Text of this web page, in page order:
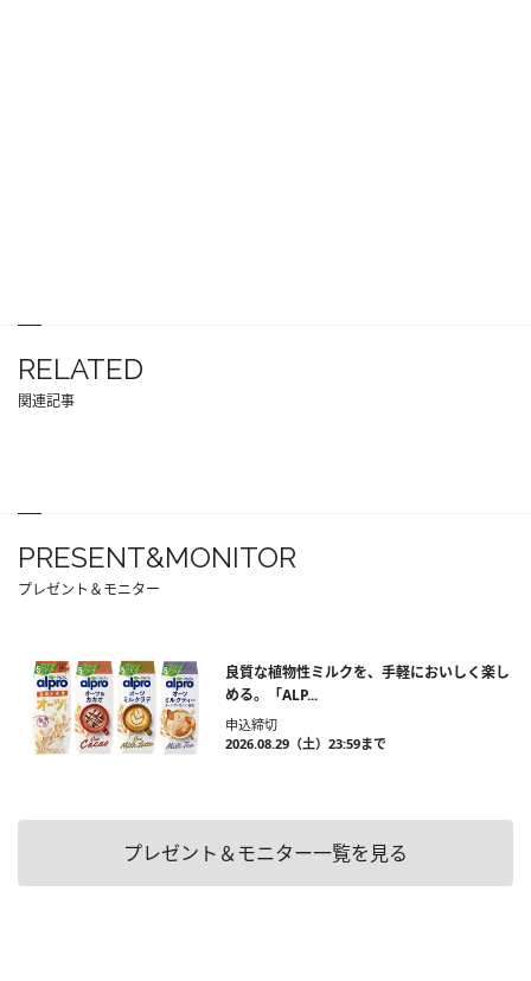
RELATED
関連記事
PRESENT&MONITOR
プレゼント＆モニター
良質な植物性ミルクを、手軽においしく楽し
める。「ALP...
申込締切
2026.08.29（土）23:59まで
プレゼント＆モニター一覧を見る